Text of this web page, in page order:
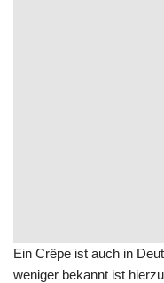
Ein Crêpe ist auch in
weniger bekannt ist